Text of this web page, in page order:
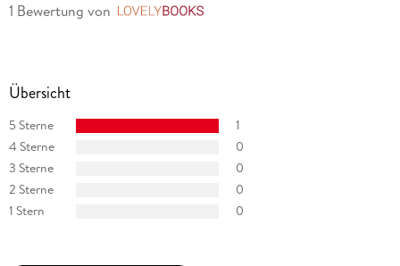
1 Bewertung von
Übersicht
5 Sterne
1
4 Sterne
0
3 Sterne
0
2 Sterne
0
1 Stern
0